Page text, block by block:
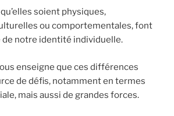
soient physiques,
ou comportementales, font
notre identité individuelle.
enseigne que ces différences
de défis, notamment en termes
mais aussi de grandes forces.